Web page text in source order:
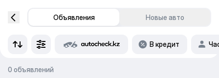
Объявления Новые авто
В кредит
0 объявлений